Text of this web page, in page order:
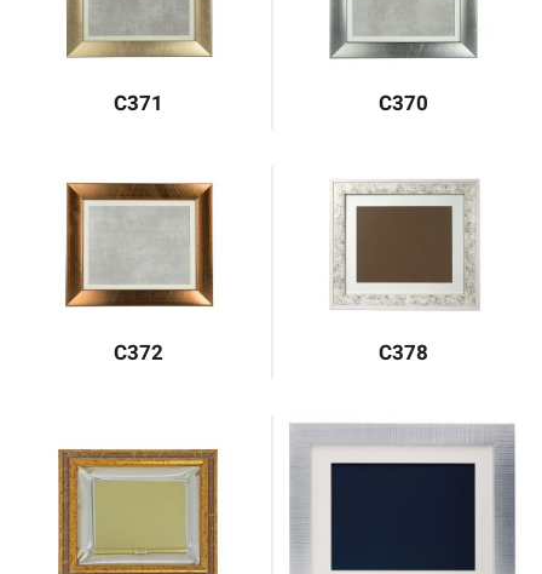
C371 C370
C372 C378